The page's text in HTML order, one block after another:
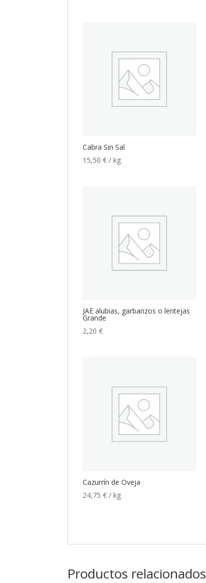
Cabra Sin Sal
15,50€ / kg
JAE alubias, garbanzos o lentejas
Grande
2,20€
Cazurrín de Oveja
24,75€ / kg
Productos relacionados